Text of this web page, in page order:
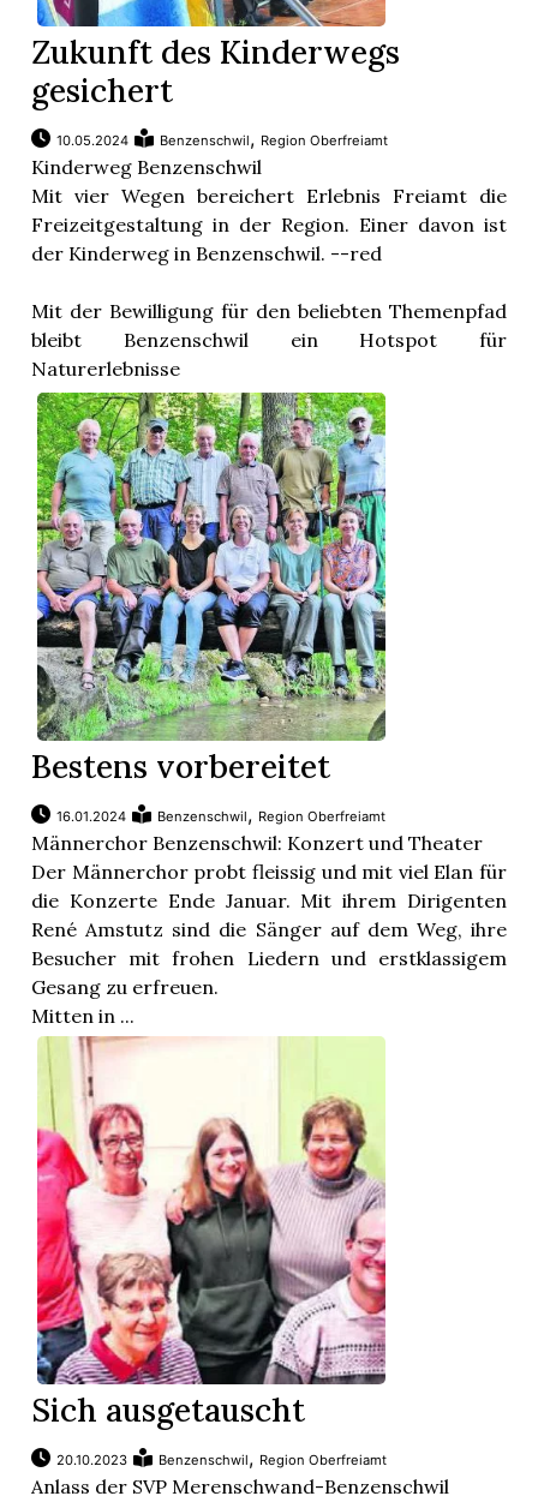
Zukunft des Kinderwegs
gesichert
10.05.2024 Benzenschwil, Region Oberfreiamt
Kinderweg Benzenschwil
Mit vier Wegen bereichert Erlebnis Freiamt die
Freizeitgestaltung in der Region. Einer davon ist
der Kinderweg in Benzenschwil. --red
Mit der Bewilligung für den beliebten Themenpfad
bleibt Benzenschwil ein Hotspot für
Naturerlebnisse
Er ist einer von vier ...
Bestens vorbereitet
16.01.2024 Benzenschwil, Region Oberfreiamt
Männerchor Benzenschwil: Konzert und Theater
Der Männerchor probt fleissig und mit viel Elan für
die Konzerte Ende Januar. Mit ihrem Dirigenten
René Amstutz sind die Sänger auf dem Weg, ihre
Besucher mit frohen Liedern und erstklassigem
Gesang zu erfreuen.
Mitten in ...
Sich ausgetauscht
20.10.2023 Benzenschwil, Region Oberfreiamt
Anlass der SVP Merenschwand-Benzenschwil